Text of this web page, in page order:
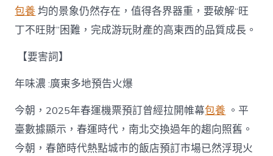
包養 均的景象仍然存在，值得各界器重，要破解“旺
丁不旺財”困難，完成游玩財產的高東西的品質成長。
【要害詞】
年味濃 :廣東多地預告火爆
今朝，2025年春運機票預訂曾經拉開帷幕包養 。平
臺數據顯示，春運時代，南北交換過年的趨向照舊。
今朝，春節時代熱點城市的飯店預訂市場已然浮現火